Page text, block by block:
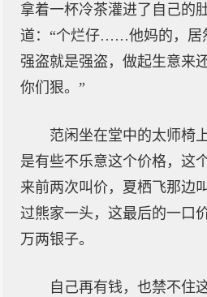
拿着一杯冷茶灌进了自己的
道：“个烂仔……他妈的，居
强盗就是强盗，做起生意来
你们狠。”
范闲坐在堂中的太师椅
是有些不乐意这个价格，这
来前两次叫价，夏栖飞那边
过熊家一头，这最后的一口
万两银子。
自己再有钱，也禁不